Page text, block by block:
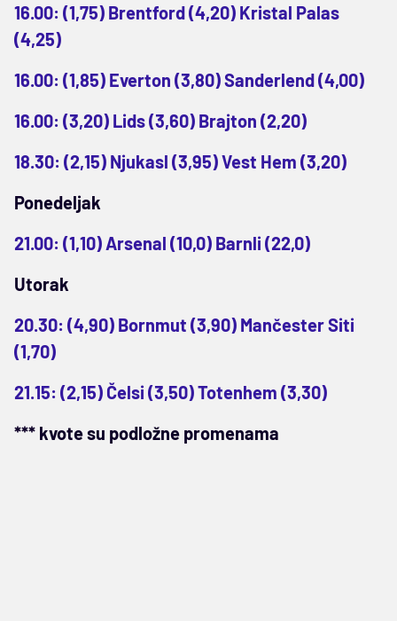
16.00: (1,75) Brentford (4,20) Kristal Palas
(4,25)
16.00: (1,85) Everton (3,80) Sanderlend (4,00)
16.00: (3,20) Lids (3,60) Brajton (2,20)
18.30: (2,15) Njukasl (3,95) Vest Hem (3,20)
Ponedeljak
21.00: (1,10) Arsenal (10,0) Barnli (22,0)
Utorak
20.30: (4,90) Bornmut (3,90) Mančester Siti
(1,70)
21.15: (2,15) Čelsi (3,50) Totenhem (3,30)
*** kvote su podložne promenama